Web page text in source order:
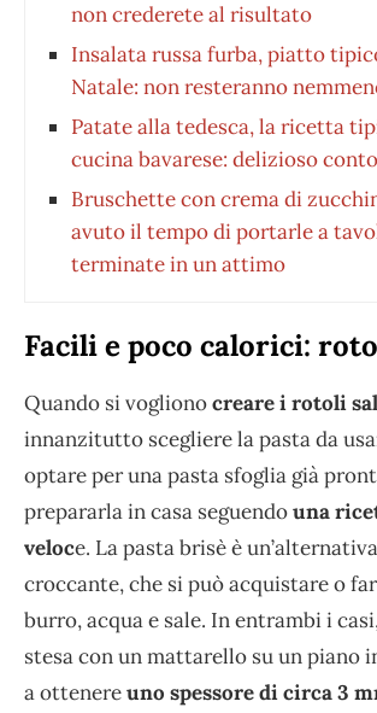
non crederete al risultato
Insalata russa furba, piatto
Natale: non resteranno
Patate alla tedesca, la ricetta
cucina bavarese: delizioso
Bruschette con crema di
avuto il tempo di portarle a
terminate in un attimo
Facili e poco calorici:
Quando si voglionocreare i rotoli
innanzitutto scegliere la pasta da
optare per una pasta sfoglia già
prepararla in casa seguendouna
veloce. La pasta brisè è
croccante, che si può acquistare o
burro, acqua e sale. In entrambi i
stesa con un mattarello su un piano
a ottenereuno spessore di circa 3